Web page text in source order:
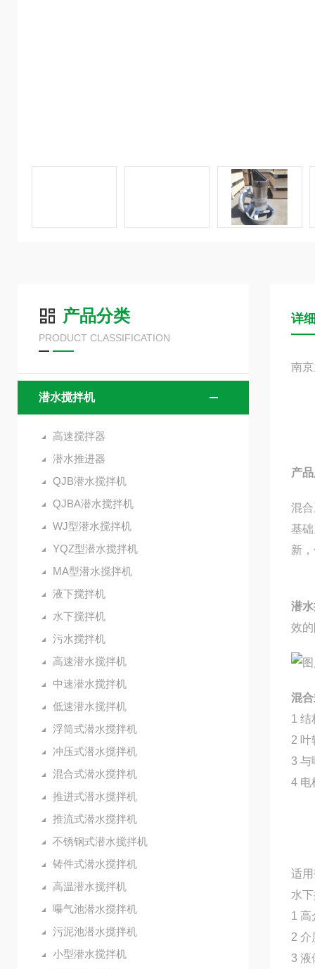
产品分类
PRODUCT CLASSIFICATION
潜水搅拌机
高速搅拌器
潜水推进器
QJB潜水搅拌机
QJBA潜水搅拌机
WJ型潜水搅拌机
YQZ型潜水搅拌机
MA型潜水搅拌机
液下搅拌机
水下搅拌机
污水搅拌机
高速潜水搅拌机
中速潜水搅拌机
低速潜水搅拌机
浮筒式潜水搅拌机
冲压式潜水搅拌机
混合式潜水搅拌机
推进式潜水搅拌机
推流式潜水搅拌机
不锈钢式潜水搅拌机
铸件式潜水搅拌机
高温潜水搅拌机
曝气池潜水搅拌机
污泥池潜水搅拌机
小型潜水搅拌机
详
南
产
混
基
新
潜
效
混
1 结
2 叶
3 与
4 电
适
水
1 高
2 介
3 液